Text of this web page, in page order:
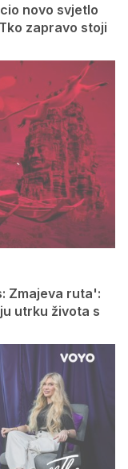
novo svjetlo
zapravo stoji
Zmajeva ruta':
utrku života s